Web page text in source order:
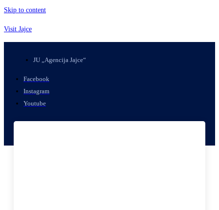
Skip to content
Visit Jajce
JU „Agencija Jajce“
Facebook
Instagram
Youtube